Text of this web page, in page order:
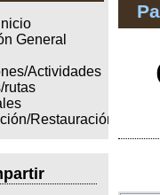
General
Actividades
rutas
Restauración